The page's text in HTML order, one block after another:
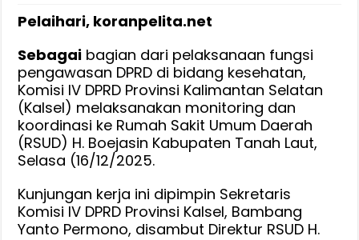
Kalsel
Dorong
Mutu
RSUD
Tanah
Laut
Pelaihari, koranpelita.net
Sebagai bagian dari pelaksanaan fungsi
pengawasan DPRD di bidang kesehatan,
Komisi IV DPRD Provinsi Kalimantan Selatan
(Kalsel) melaksanakan monitoring dan
koordinasi ke Rumah Sakit Umum Daerah
(RSUD) H. Boejasin Kabupaten Tanah Laut,
Selasa (16/12/2025.
‎Kunjungan kerja ini dipimpin Sekretaris
Komisi IV DPRD Provinsi Kalsel, Bambang
Yanto Permono, disambut Direktur RSUD H.